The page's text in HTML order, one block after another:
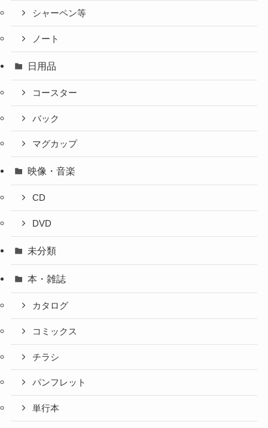
シャーペン等
ノート
日用品
コースター
バック
マグカップ
映像・音楽
CD
DVD
未分類
本・雑誌
カタログ
コミックス
チラシ
パンフレット
単行本